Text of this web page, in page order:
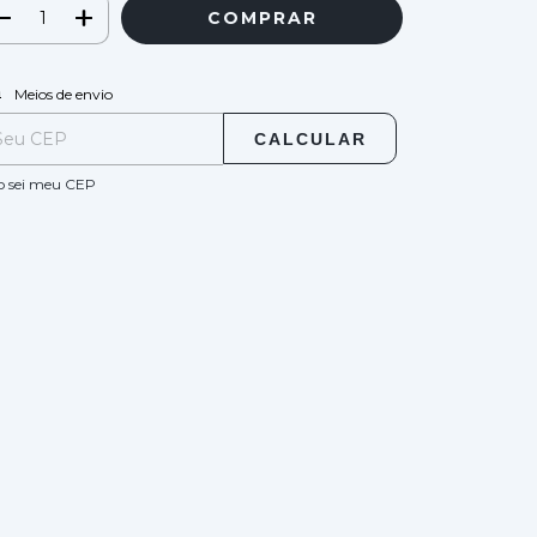
para o CEP:
Meios de envio
CALCULAR
sei meu CEP